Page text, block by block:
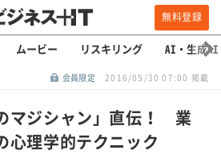
無料登録
ムービー リスキリング AI・生成AI
会員限定 2016/05/30 07:00 掲載
マジシャン」直伝！ 業
心理学的テクニック